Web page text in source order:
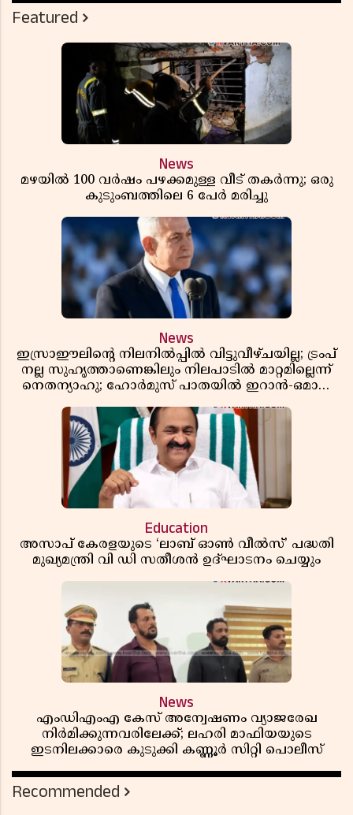
Featured
News
മഴയിൽ 100 വർഷം പഴക്കമുള്ള വീട് തകർന്നു; ഒരു
കുടുംബത്തിലെ 6 പേർ മരിച്ചു
News
ഇസ്രാഈലിന്റെ നിലനിൽപ്പിൽ വിട്ടുവീഴ്ചയില്ല; ട്രംപ്
നല്ല സുഹൃത്താണെങ്കിലും നിലപാടിൽ മാറ്റമില്ലെന്ന്
നെതന്യാഹു; ഹോർമുസ് പാതയിൽ ഇറാൻ-ഒമാൻ
Education
അസാപ് കേരളയുടെ ‘ലാബ് ഓൺ വീൽസ്’ പദ്ധതി
മുഖ്യമന്ത്രി വി ഡി സതീശൻ ഉദ്ഘാടനം ചെയ്യും
News
എംഡിഎംഎ കേസ് അന്വേഷണം വ്യാജരേഖ
നിർമിക്കുന്നവരിലേക്ക്; ലഹരി മാഫിയയുടെ
ഇടനിലക്കാരെ കുടുക്കി കണ്ണൂർ സിറ്റി പൊലീസ്
Recommended